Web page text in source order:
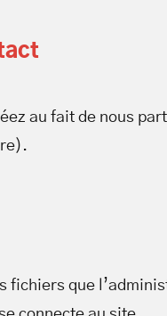
au fait de nous
fichiers que